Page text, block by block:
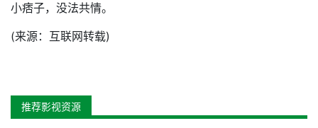
小痞子，没法共情。
(来源：互联网转载)
推荐影视资源